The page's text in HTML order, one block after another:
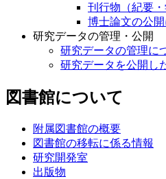
刊行物（紀要
博士論文の公
研究データの管理・公開
研究データの管理に
研究データを公開し
図書館について
附属図書館の概要
図書館の移転に係る情報
研究開発室
出版物